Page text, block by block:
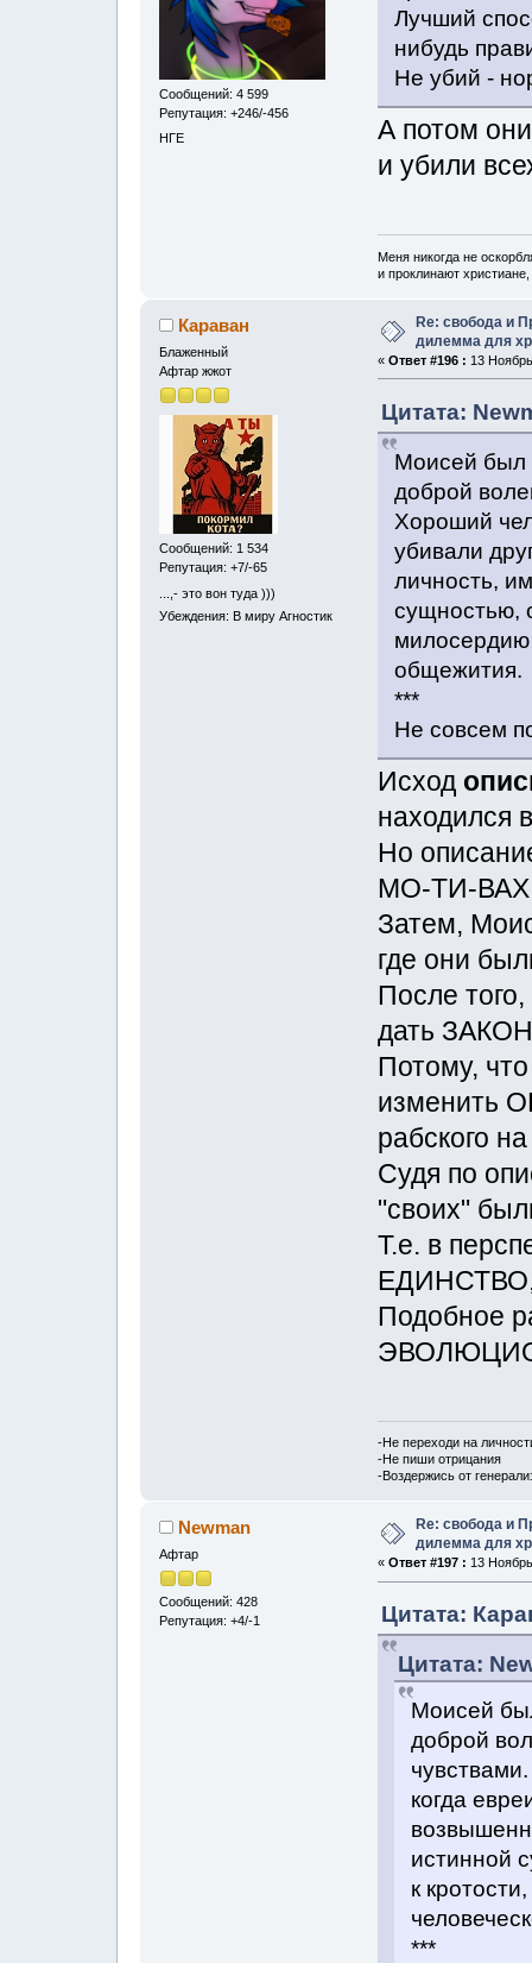
Сообщений: 4 599
Репутация: +246/-456
НГЕ
Лучший
нибудь
Не убий -
А потом
и убили
Меня никогда не
и проклинают
Караван
Блаженный
Афтар жжот
Сообщений: 1 534
Репутация: +7/-65
...,- это вон туда )))
Убеждения: В миру Агностик
Re: свобода и
дилемма для
« Ответ #196 : 13
Цитата:
Моисей был
доброй
Хороший
убивали
личность,
сущностью,
милосердию
общежития.
***
Не совсем
Исход
находился
Но
МО-ТИ-
Затем,
где они
После
дать
Потому,
изменить
рабского
Судя по
"своих"
Т.е. в
ЕДИНСТВО,
Подобное
-Не переходи на
-Не пиши отрицания
-Воздержись от
Newman
Афтар
Сообщений: 428
Репутация: +4/-1
Re: свобода и
дилемма для
« Ответ #197 : 13
Цитата:
Цитата:
Моисей
доброй
когда
истинной
к
***